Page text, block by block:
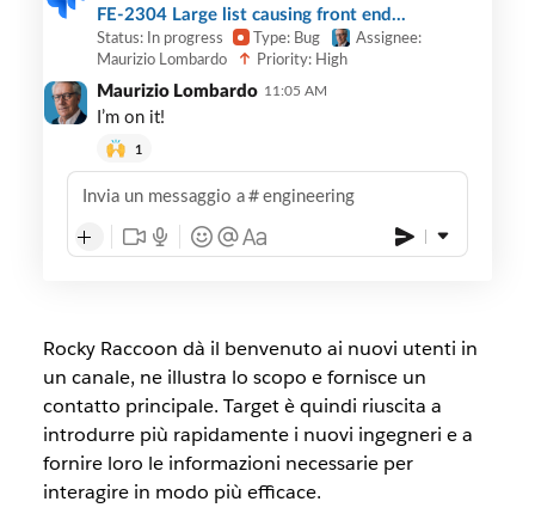
FE-2304 Large list causing front end...
Status: In progress Type: Bug
Assignee:
Maurizio Lombardo
Priority: High
Maurizio Lombardo 11:05 AM
I’m on it!
1
Invia un messaggio a engineering
Rocky Raccoon dà il benvenuto ai nuovi utenti in
un canale, ne illustra lo scopo e fornisce un
contatto principale. Target è quindi riuscita a
introdurre più rapidamente i nuovi ingegneri e a
fornire loro le informazioni necessarie per
interagire in modo più efficace.